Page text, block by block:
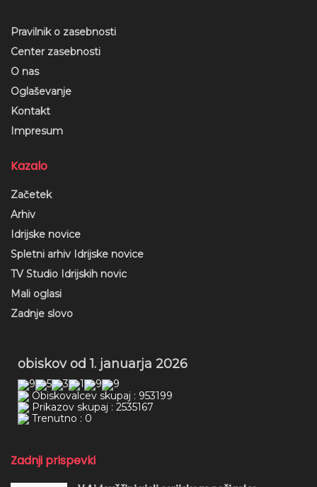
Pravilnik o zasebnosti
Center zasebnosti
O nas
Oglaševanje
Kontakt
Impresum
Kazalo
Začetek
Arhiv
Idrijske novice
Spletni arhiv Idrijske novice
TV Studio Idrijskih novic
Mali oglasi
Zadnje slovo
obiskov od 1. januarja 2026
Obiskovalcev skupaj : 953199
Prikazov skupaj : 2535167
Trenutno : 0
Zadnji prispevki